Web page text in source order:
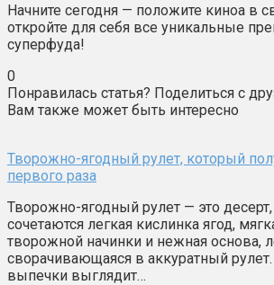
Начните сегодня — положите киноа в
откройте для себя все уникальные
суперфуда!
0
Понравилась статья? Поделиться с
Вам также может быть интересно
Творожно-ягодный рулет, который
первого раза
Творожно-ягодный рулет — это
сочетаются легкая кислинка ягод,
творожной начинки и нежная основа,
сворачивающаяся в аккуратный
выпечки выглядит…